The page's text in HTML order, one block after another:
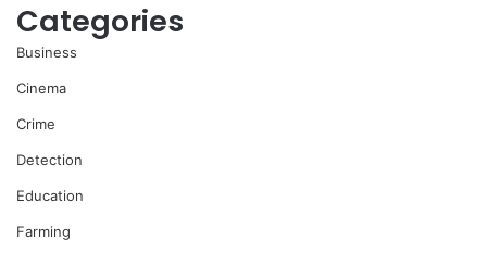
Categories
Business
Cinema
Crime
Detection
Education
Farming